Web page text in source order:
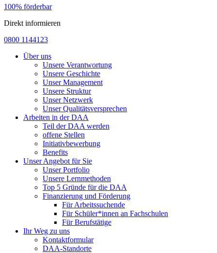
100% förderbar
Direkt informieren
0800 1144123
Über uns
Unsere Verantwortung
Unsere Geschichte
Unser Management
Unsere Struktur
Unser Netzwerk
Unser Qualitätsversprechen
Arbeiten in der DAA
Teil der DAA werden
offene Stellen
Initiativbewerbung
Benefits
Unser Angebot für Sie
Unser Portfolio
Unsere Lernmethoden
Top 5 Gründe für die DAA
Finanzierung und Förderung
Für Arbeitssuchende
Für Schüler*innen an Fachschulen
Für Berufstätige
Ihr Weg zu uns
Kontaktformular
DAA-Standorte